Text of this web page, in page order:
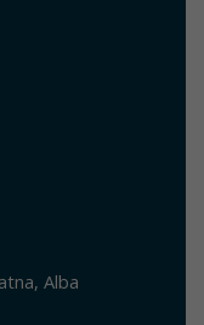
Alba